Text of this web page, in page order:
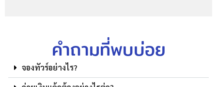
คำถามที่พบบ่อย
จองทัวร์อย่างไร?